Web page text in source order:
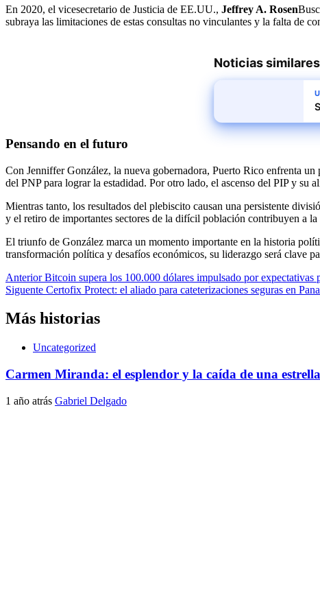
En 2020, el vicesecretario de Justicia de EE.UU., Jeffrey A. Rosen
subraya las limitaciones de estas consultas no vinculantes y la falta de
Noticias similares
Pensando en el futuro
Con Jenniffer González, la nueva gobernadora, Puerto Rico enfrenta
del PNP para lograr la estadidad. Por otro lado, el ascenso del PIP y
Mientras tanto, los resultados del plebiscito causan una persistente
y el retiro de importantes sectores de la difícil población contribuyen a
El triunfo de González marca un momento importante en la historia
transformación política y desafíos económicos, su liderazgo será clave
Navegación
de
entradas
AnteriorBitcoin supera los 100.000 dólares impulsado por
Siguente Certofix Protect: el aliado para cateterizaciones seguras en
Más historias
Uncategorized
Carmen Miranda: el esplendor y la caída de una
1 año atrás Gabriel Delgado